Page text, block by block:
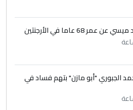
عمر 68 عاما في الأرجنتين
الجبوري "أبو مازن" بتهم فساد في